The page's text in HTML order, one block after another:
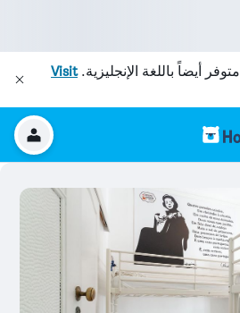
متوفر أيضاً باللغة الإنجليزية.Visit